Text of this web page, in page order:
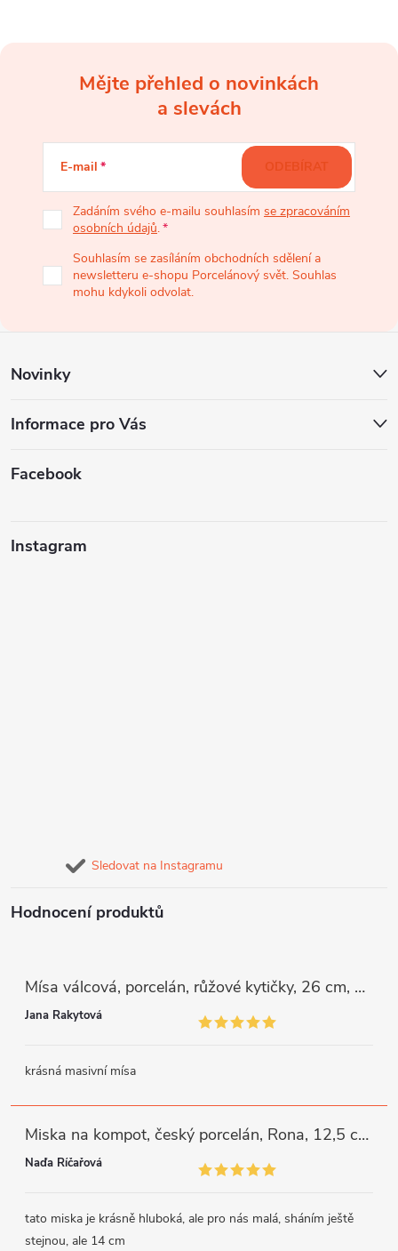
í
Mějte přehled o novinkách
a slevách
E-mail
Zadáním svého e-mailu souhlasím se zpracováním
osobních údajů.
Souhlasím se zasíláním obchodních sdělení a
newsletteru e-shopu Porcelánový svět. Souhlas
mohu kdykoli odvolat.
ODEBÍRAT
Novinky
Informace pro Vás
Facebook
Instagram
Sledovat na Instagramu
Hodnocení produktů
Mísa válcová, porcelán, růžové kytičky, 26 cm, G. Benedikt
Jana Rakytová
krásná masivní mísa
Miska na kompot, český porcelán, Rona, 12,5 cm, bílý, G. Benedikt
Naďa Říčařová
tato miska je krásně hluboká, ale pro nás malá, sháním ještě
stejnou, ale 14 cm